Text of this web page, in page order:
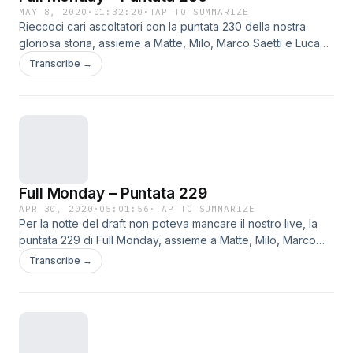
https://twitter.com/FullMondayRadio Telegram :
http://t.me//fullmondayradio
MAY 8, 2020 · 01:32:20 · TAP TO SUMMARIZE
Rieccoci cari ascoltatori con la puntata 230 della nostra
gloriosa storia, assieme a Matte, Milo, Marco Saetti e Luca
Domenighini. Puntata dedicata al recap del draft delle
squadre della AFC. -Commenti sulle varie pick division per
Transcribe →
Full Monday – Puntata 229
APR 30, 2020 · 05:01:56 ·TAP TO SUMMARIZE
Per la notte del draft non poteva mancare il nostro live, la
puntata 229 di Full Monday, assieme a Matte, Milo, Marco
Saetti e Emanuele Addondi. Un grazie a chi ha seguito in
diretta, fino alla fine, la puntata assieme a noi: siete stati in
Transcribe →